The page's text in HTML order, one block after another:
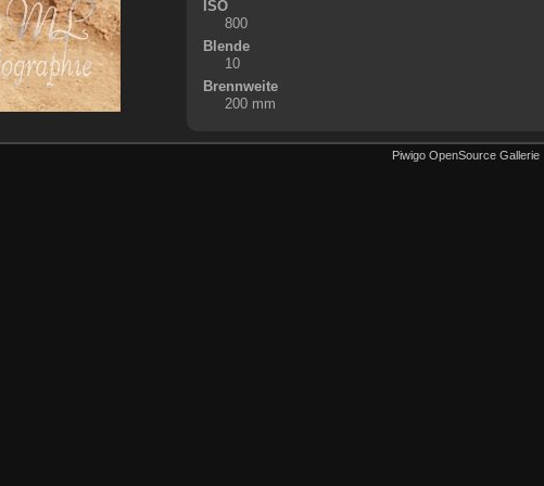
ISO
800
Blende
10
Brennweite
200 mm
Piwigo OpenSource Gallerie